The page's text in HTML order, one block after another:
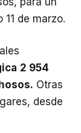
de marzo.
2 954
Otras
desde